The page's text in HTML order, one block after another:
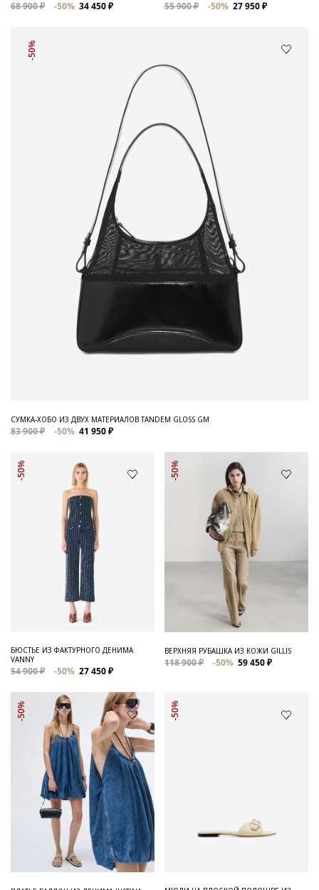
68 900 ₽ -50% 34 450 ₽ 55 900 ₽ -50% 27 950 ₽
-50%
СУМКА-ХОБО ИЗ ДВУХ МАТЕРИАЛОВ TANDEM GLOSS GM
83 900 ₽ -50% 41 950 ₽
-50%
БЮСТЬЕ ИЗ ФАКТУРНОГО ДЕНИМА
VANNY
54 900 ₽ -50% 27 450 ₽
-50%
ВЕРХНЯЯ РУБАШКА ИЗ КОЖИ GILLIS
118 900 ₽ -50% 59 450 ₽
-50% -50%